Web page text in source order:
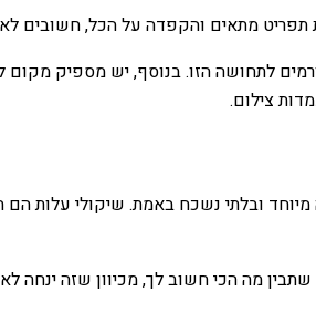
תפריט מתאים והקפדה על הכל, חשובים
לתחושה הזו. בנוסף, יש מספיק מקום
צילום.
מיוחד ובלתי נשכח באמת. שיקולי עלות
מה הכי חשוב לך, מכיוון שזה